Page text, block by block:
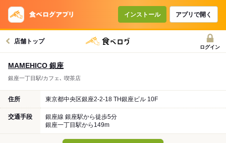
インストール アプリで開く
店舗トップ
ログイン
MAMEHICO 銀座
銀座一丁目駅/カフェ､ 喫茶店
住所 東京都中央区銀座2-2-18 TH銀座ビル 10F
交通手段
銀座線 銀座駅から徒歩5分
銀座一丁目駅から149m